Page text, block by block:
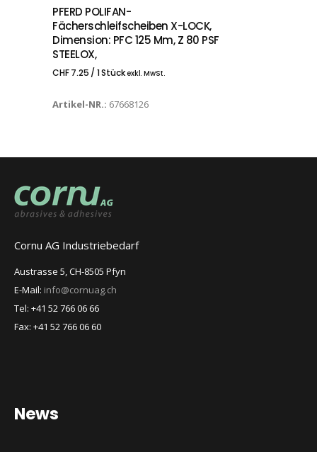
PFERD POLIFAN-
Fächerschleifscheiben X-LOCK,
Dimension: PFC 125 Mm, Z 80 PSF
STEELOX,
CHF7.25 / 1 Stückexkl. MwSt.
Artikel-NR.: 67668126
Cornu AG Industriebedarf
Austrasse 5, CH-8505 Pfyn
E-Mail: info@cornuag.ch
Tel: +41 52 766 06 66
Fax: +41 52 766 06 60
News